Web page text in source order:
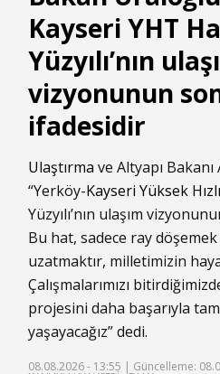
Kayseri YHT
Yüzyılı’nın
vizyonunun
ifadesidir
Ulaştırma ve Altyapı
“Yerköy-Kayseri Yüksek
Yüzyılı’nın ulaşım
Bu hat, sadece ray döşemek
uzatmaktır, milletimizin
Çalışmalarımızı
projesini daha başarıyla
yaşayacağız” dedi.
08.08.2026 - 13:55 | Güncelleme: